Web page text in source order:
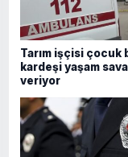
Tarım işçisi çocuk
kardeşi yaşam
veriyor